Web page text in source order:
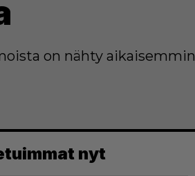
on nähty aikaisemmin
nyt